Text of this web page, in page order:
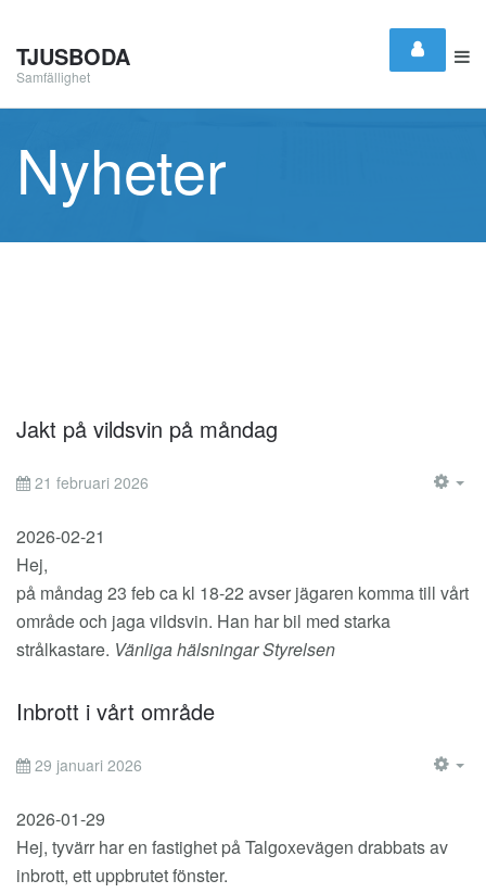
TJUSBODA
Samfällighet
Nyheter
Jakt på vildsvin på måndag
21 februari 2026
2026-02-21
Hej,
på måndag 23 feb ca kl 18-22 avser jägaren komma till vårt
område och jaga vildsvin. Han har bil med starka
strålkastare. Vänliga hälsningar Styrelsen
Inbrott i vårt område
29 januari 2026
2026-01-29
Hej, tyvärr har en fastighet på Talgoxevägen drabbats av
inbrott, ett uppbrutet fönster.